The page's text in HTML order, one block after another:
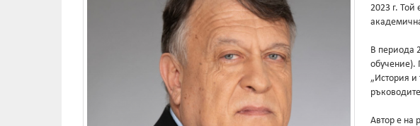
2023 г. Той
В периода
обучение).
„История и
Автор е на